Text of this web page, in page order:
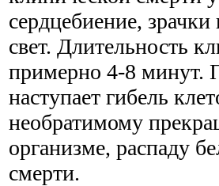
сердцебиение,
свет. Длительность
примерно 4-8 минут.
наступает гибель
необратимому
организме, распаду
смерти.